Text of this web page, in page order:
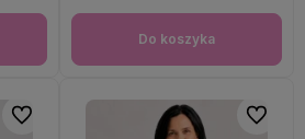
Do koszyka
Do ulubionych Do